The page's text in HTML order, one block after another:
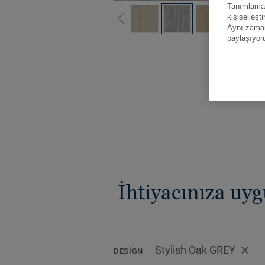
Tüm
İhtiyacınıza
DESIGN Stylish Oak GREY
Aynı